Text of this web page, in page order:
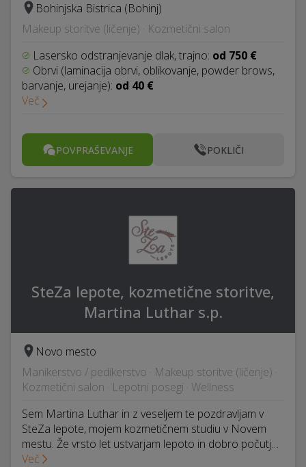
Bohinjska Bistrica (Bohinj)
Makeup storitve (ličenje) · Kozmetični salon
Lasersko odstranjevanje dlak, trajno: od 750 €
Obrvi (laminacija obrvi, oblikovanje, powder brows,
barvanje, urejanje): od 40 €
Več
POVPRAŠEVANJE POKLIČI
SteZa lepote, kozmetične storitve,
Martina Luthar s.p.
Novo mesto
Manikerstvo / pedikerstvo · Makeup storitve (ličenje) ·
Kozmetični salon · Lepotni posegi · Wellness
Sem Martina Luthar in z veseljem te pozdravljam v
SteZa lepote, mojem kozmetičnem studiu v Novem
mestu. Že vrsto let ustvarjam lepoto in dobro počutj…
Več